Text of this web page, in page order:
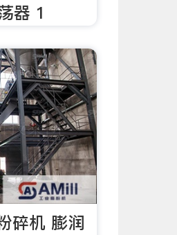
器 1
碎机 膨润